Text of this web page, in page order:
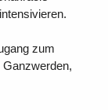
zum